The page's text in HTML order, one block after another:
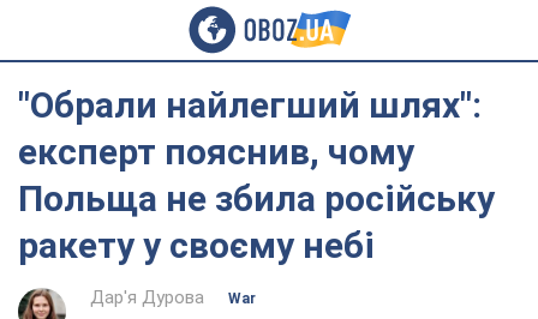
"Обрали найлегший шлях":
експерт пояснив, чому
Польща не збила російську
ракету у своєму небі
Дар'я Дурова
War